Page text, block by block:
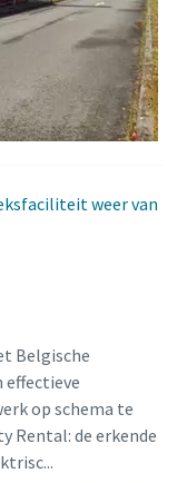
weer van
Belgische
effectieve
op schema te
Rental: de erkende